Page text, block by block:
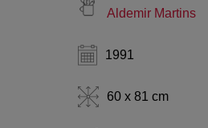
Aldemir Martins
1991
60 x 81 cm